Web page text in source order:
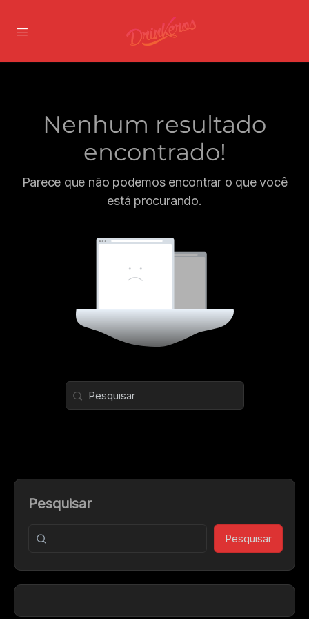
Nenhum resultado
encontrado!
Parece que não podemos encontrar o que você
está procurando.
Pesquisar
Pesquisar